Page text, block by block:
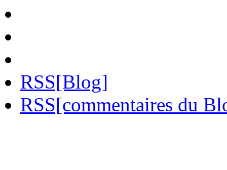
RSS[Blog]
RSS[commentaires du